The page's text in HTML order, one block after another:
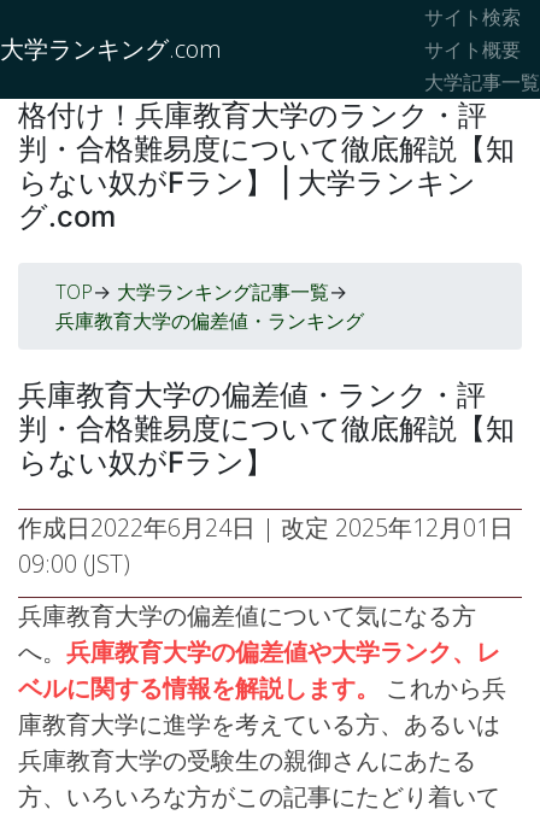
大学ランキング.com
サイト検索
サイト概要
大学記事一覧
格付け！兵庫教育大学のランク・評
判・合格難易度について徹底解説【知
らない奴がFラン】 | 大学ランキン
グ.com
TOP-> 大学ランキング記事一覧->
兵庫教育大学の偏差値・ランキング
兵庫教育大学の偏差値・ランク・評
判・合格難易度について徹底解説【知
らない奴がFラン】
作成日2022年6月24日 | 改定 2025年12月01日
09:00 (JST)
兵庫教育大学の偏差値について気になる方
へ。 兵庫教育大学の偏差値や大学ランク、レ
ベルに関する情報を解説します。
これから兵
庫教育大学に進学を考えている方、あるいは
兵庫教育大学の受験生の親御さんにあたる
方、いろいろな方がこの記事にたどり着いて